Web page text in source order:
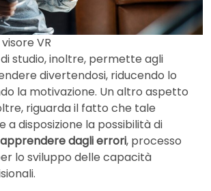
VR
studio, inoltre, permette agli
divertendosi, riducendo lo
la motivazione. Un altro aspetto
riguarda il fatto che tale
disposizione la possibilità di
dagli errori, processo
lo sviluppo delle capacità